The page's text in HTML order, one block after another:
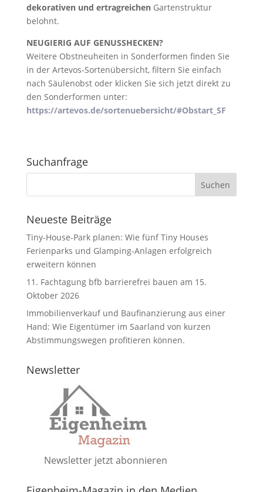
dekorativen und ertragreichenGartenstruktur
belohnt.
NEUGIERIG AUF GENUSSHECKEN?
Weitere Obstneuheiten in Sonderformen finden Sie
in der Artevos-Sortenübersicht, filtern Sie einfach
nach Säulenobst oder klicken Sie sich jetzt direkt zu
den Sonderformen unter:
https://artevos.de/sortenuebersicht/#Obstart_SF
Suchanfrage
Neueste Beiträge
Tiny-House-Park planen: Wie fünf Tiny Houses
Ferienparks und Glamping-Anlagen erfolgreich
erweitern können
11. Fachtagung bfb barrierefrei bauen am 15.
Oktober 2026
Immobilienverkauf und Baufinanzierung aus einer
Hand: Wie Eigentümer im Saarland von kurzen
Abstimmungswegen profitieren können.
Newsletter
Newsletter jetzt abonnieren